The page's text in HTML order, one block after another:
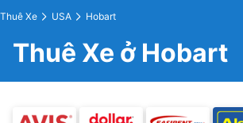
Thuê Xe USA Hobart
Thuê Xe ở Hobart